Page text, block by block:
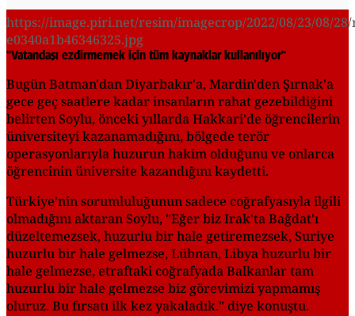
https://image.piri.net/resim/imagecrop/2022/08/23/08/28/
e0340a1b46346325.jpg
"Vatandaşı ezdirmemek için tüm kaynaklar kullanılıyor"
Bugün Batman'dan Diyarbakır'a, Mardin'den Şırnak'a
gece geç saatlere kadar insanların rahat gezebildiğini
belirten Soylu, önceki yıllarda Hakkari'de öğrencilerin
üniversiteyi kazanamadığını, bölgede terör
operasyonlarıyla huzurun hakim olduğunu ve onlarca
öğrencinin üniversite kazandığını kaydetti.
Türkiye'nin sorumluluğunun sadece coğrafyasıyla ilgili
olmadığını aktaran Soylu, "Eğer biz Irak'ta Bağdat'ı
düzeltemezsek, huzurlu bir hale getiremezsek, Suriye
huzurlu bir hale gelmezse, Lübnan, Libya huzurlu bir
hale gelmezse, etraftaki coğrafyada Balkanlar tam
huzurlu bir hale gelmezse biz görevimizi yapmamış
oluruz. Bu fırsatı ilk kez yakaladık." diye konuştu.